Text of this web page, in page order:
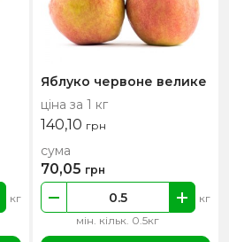
кг
Яблуко червоне велике
ціна за 1 кг
140,10 грн
мін. кільк. 0.5кг
кг
сума
70,05 грн